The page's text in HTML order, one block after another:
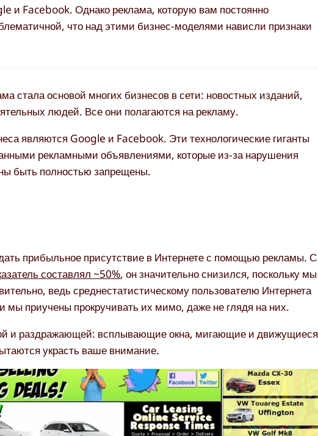
и Facebook. Однако реклама, которую вам постоянно
что над этими бизнес-моделями нависли признаки
стала основой многих бизнесов в сети: новостных изданий,
людей. Все они полагаются на рекламу.
являются Google и Facebook. Эти технологические гиганты
рекламными объявлениями, которые из-за нарушения
быть полностью запрещены.
прибыльное присутствие в Интернете с помощью рекламы. С
составлял ~50%, он значительно снизился, поскольку мы
ведь среднестатистическому пользователю Интернета
приучены прокручивать их мимо, даже не глядя на них.
и раздражающей: всплывающие окна, мигающие и движущиеся
украсть ваше внимание.